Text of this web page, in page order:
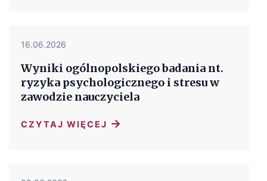
16.06.2026
Wyniki ogólnopolskiego badania nt.
ryzyka psychologicznego i stresu w
zawodzie nauczyciela
CZYTAJ WIĘCEJ →